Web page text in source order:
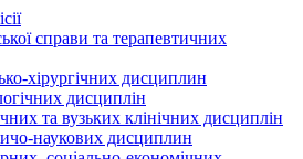
справи та терапевтичних
хірургічних дисциплин
дисциплін
та вузьких клінічних дисциплін
наукових дисциплин